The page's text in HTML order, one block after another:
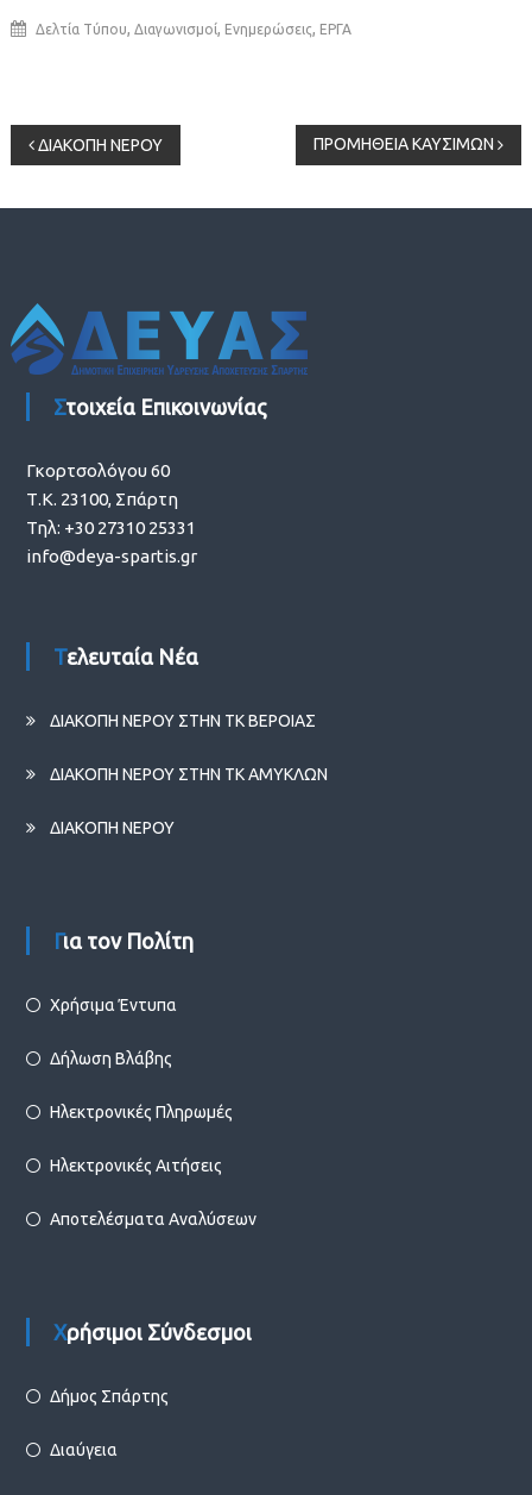
Δελτία Τύπου, Διαγωνισμοί, Ενημερώσεις, ΕΡΓΑ
Πλοήγηση
άρθρων
ΔΙΑΚΟΠΗ ΝΕΡΟΥ ΠΡΟΜΗΘΕΙΑ ΚΑΥΣΙΜΩΝ
Στοιχεία Επικοινωνίας
Γκορτσολόγου 60
Τ.Κ. 23100, Σπάρτη
Τηλ: +30 27310 25331
info@deya-spartis.gr
Τελευταία Νέα
ΔΙΑΚΟΠΗ ΝΕΡΟΥ ΣΤΗΝ ΤΚ ΒΕΡΟΙΑΣ
ΔΙΑΚΟΠΗ ΝΕΡΟΥ ΣΤΗΝ ΤΚ ΑΜΥΚΛΩΝ
ΔΙΑΚΟΠΗ ΝΕΡΟΥ
Για τον Πολίτη
Χρήσιμα Έντυπα
Δήλωση Βλάβης
Ηλεκτρονικές Πληρωμές
Ηλεκτρονικές Αιτήσεις
Αποτελέσματα Αναλύσεων
Χρήσιμοι Σύνδεσμοι
Δήμος Σπάρτης
Διαύγεια